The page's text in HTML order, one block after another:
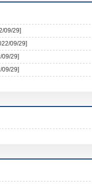
09/29]
09/29]
09/29]
09/29]